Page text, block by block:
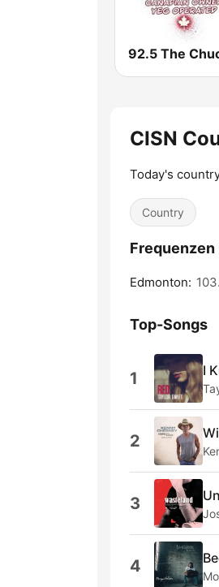
92.5 The
CISN
Today's
Country
Frequenzen
Edmonton:
Top-Songs
1 I
2
3
4